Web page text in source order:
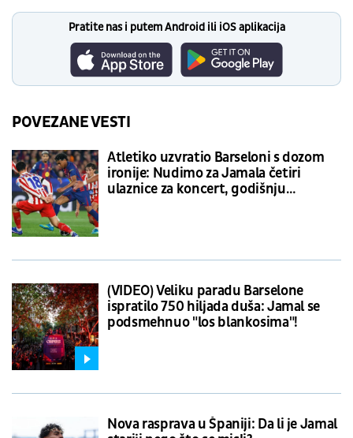
Pratite nas i putem Android ili iOS aplikacija
POVEZANE VESTI
Atletiko uzvratio Barseloni s dozom
ironije: Nudimo za Jamala četiri
ulaznice za koncert, godišnju
(VIDEO) Veliku paradu Barselone
ispratilo 750 hiljada duša: Jamal se
podsmehnuo "los blankosima"!
Nova rasprava u Španiji: Da li je Jamal